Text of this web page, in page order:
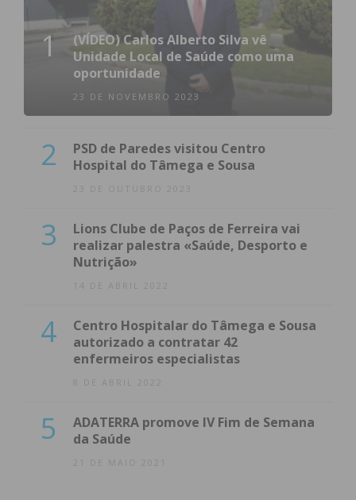
1
(VÍDEO) Carlos Alberto Silva vê
Unidade Local de Saúde como uma
oportunidade
23 DE NOVEMBRO 2023
2
PSD de Paredes visitou Centro
Hospital do Tâmega e Sousa
23 DE OUTUBRO 2023
3
Lions Clube de Paços de Ferreira vai
realizar palestra «Saúde, Desporto e
Nutrição»
14 DE ABRIL 2022
4
Centro Hospitalar do Tâmega e Sousa
autorizado a contratar 42
enfermeiros especialistas
8 DE ABRIL 2022
5
ADATERRA promove IV Fim de Semana
da Saúde
21 DE MAIO 2021